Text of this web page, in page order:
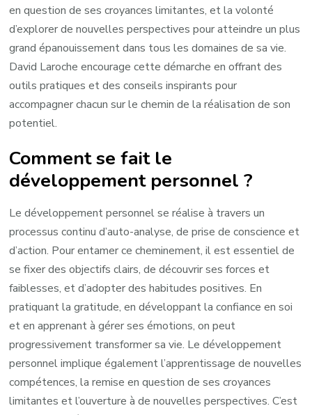
en question de ses croyances limitantes, et la volonté
d’explorer de nouvelles perspectives pour atteindre un plus
grand épanouissement dans tous les domaines de sa vie.
David Laroche encourage cette démarche en offrant des
outils pratiques et des conseils inspirants pour
accompagner chacun sur le chemin de la réalisation de son
potentiel.
Comment se fait le
développement personnel ?
Le développement personnel se réalise à travers un
processus continu d’auto-analyse, de prise de conscience et
d’action. Pour entamer ce cheminement, il est essentiel de
se fixer des objectifs clairs, de découvrir ses forces et
faiblesses, et d’adopter des habitudes positives. En
pratiquant la gratitude, en développant la confiance en soi
et en apprenant à gérer ses émotions, on peut
progressivement transformer sa vie. Le développement
personnel implique également l’apprentissage de nouvelles
compétences, la remise en question de ses croyances
limitantes et l’ouverture à de nouvelles perspectives. C’est